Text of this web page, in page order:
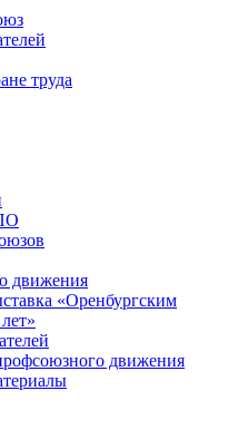
труда
движения
«Оренбургским
движения